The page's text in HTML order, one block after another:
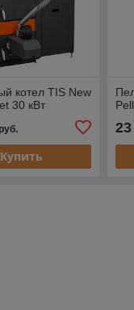
котел TIS New
30 кВт
Купить